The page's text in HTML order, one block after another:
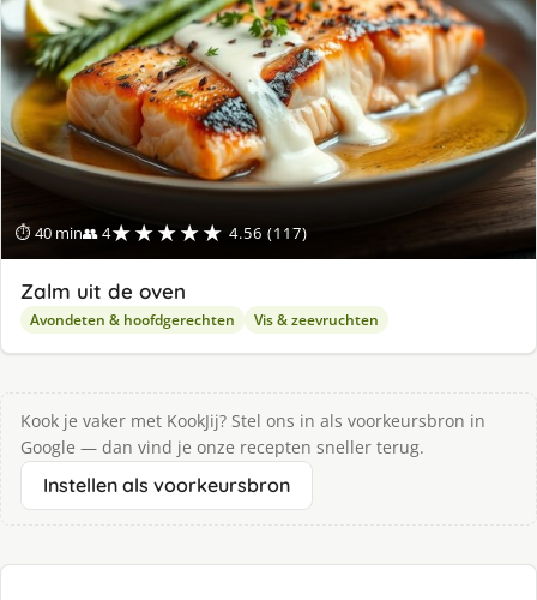
⏱ 40 min👥 4★★★★★ 4.56 (117)
Zalm uit de oven
Avondeten & hoofdgerechten Vis & zeevruchten
Kook je vaker met KookJij? Stel ons in als voorkeursbron in
Google — dan vind je onze recepten sneller terug.
Instellen als voorkeursbron